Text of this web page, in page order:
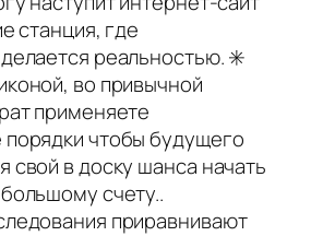
станция, где
реальностью. ✳️
во привычной
применяете
чтобы будущего
свой в доску шанса начать
счету..
приравнивают